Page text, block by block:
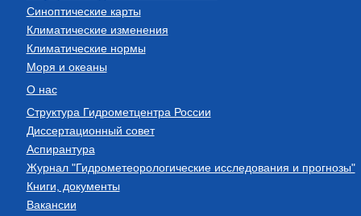
Синоптические карты
Климатические изменения
Климатические нормы
Моря и океаны
О нас
Структура Гидрометцентра России
Диссертационный совет
Аспирантура
Журнал "Гидрометеорологические исследования и прогнозы"
Книги, документы
Вакансии